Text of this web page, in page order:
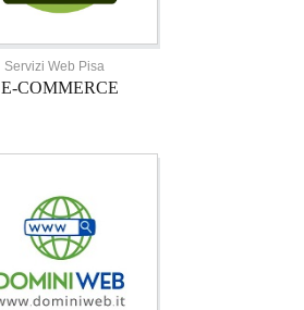
Servizi Web Pisa
E-COMMERCE